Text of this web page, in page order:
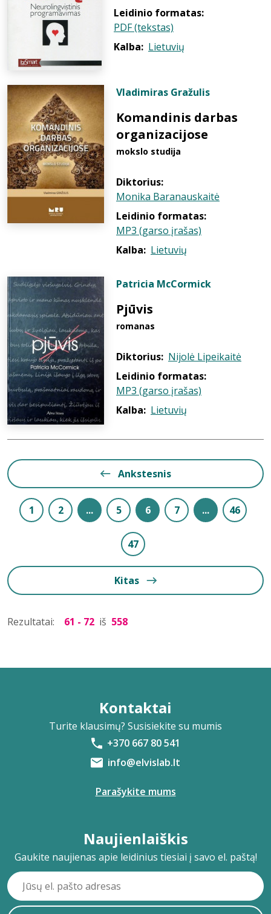
Leidinio formatas:
PDF (tekstas)
Kalba: Lietuvių
Vladimiras Gražulis
Komandinis darbas
organizacijose
mokslo studija
Diktorius:
Monika Baranauskaitė
Leidinio formatas:
MP3 (garso įrašas)
Kalba: Lietuvių
Patricia McCormick
Pjūvis
romanas
Diktorius: Nijolė Lipeikaitė
Leidinio formatas:
MP3 (garso įrašas)
Kalba: Lietuvių
Ankstesnis
1 2 ... 5 6 7 ... 46
47
Kitas
Rezultatai: 61 - 72 iš 558
Kontaktai
Turite klausimų? Susisiekite su mumis
+370 667 80 541
info@elvislab.lt
Parašykite mums
Naujienlaiškis
Gaukite naujienas apie leidinius tiesiai į savo el. paštą!